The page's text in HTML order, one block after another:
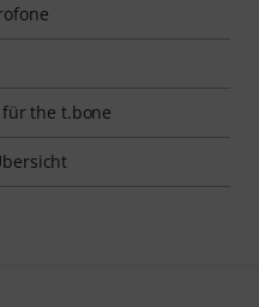
the t.bone